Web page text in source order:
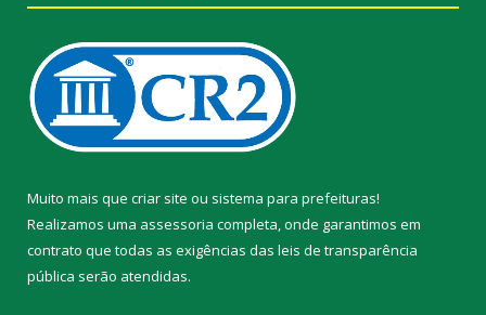
Muito mais que criar site ou sistema para prefeituras!
Realizamos uma assessoria completa, onde garantimos em
contrato que todas as exigências das leis de transparência
pública serão atendidas.